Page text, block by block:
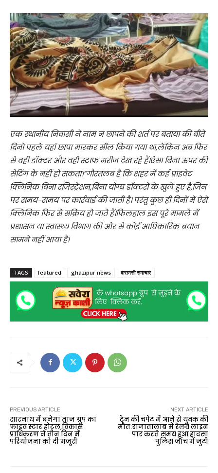
एक स्थानीय निवासी ने नाम न छापने की शर्त पर बताया की बीते
दिनो पहले यहां छापा मारकर सील किया गया था,लेकिन अब फिर
से वही डॉक्टर और वही स्टाफ मरीज देख रहे हैं।ऐसा बिना ऊपर की
सेटिंग के नहीं हो सकता।”गौरतलब है कि शहर में कई प्राइवेट
क्लिनिक बिना रजिस्ट्रेशन,बिना योग्य डॉक्टरों के खुले हुए हैं,जिन
पर समय-समय पर कार्रवाई की जाती है। परंतु कुछ ही दिनों में ऐसे
क्लिनिक फिर से सक्रिय हो जाते हैं।फिलहाल इस पूरे मामले में
प्रशासन या स्वास्थ्य विभाग की ओर से कोई आधिकारिक बयान
सामने नहीं आया है।
TAGS featured ghazipur news वाराणसी समाचार
PREVIOUS ARTICLE
सारनाथ में बनेगा ताज ग्रुप का
फाइव स्टार होटल,विकास
प्राधिकरण ने तीन दिन में
परियोजना को दी मंजूरी
NEXT ARTICLE
ट्रेन की चपेट में आने से युवक की
मौत:राजातालाब में रेलवे लाइन
पार करते समय हुआ हादसा
पुलिस जांच में जुटी